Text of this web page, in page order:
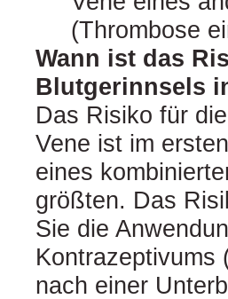
(Thrombose
Wann ist das
Blutgerinnsels
Das Risiko für
Vene ist im
eines
größten. Das
Sie die
Kontrazeptivums
nach einer